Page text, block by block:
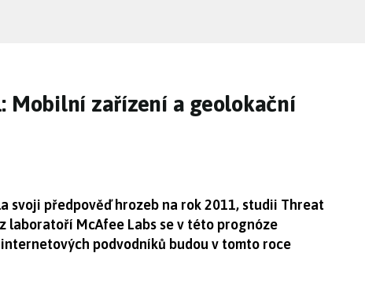
Mobilní zařízení a geolokační
svoji předpověď hrozeb na rok 2011, studii Threat
laboratoří McAfee Labs se v této prognóze
podvodníků budou v tomto roce